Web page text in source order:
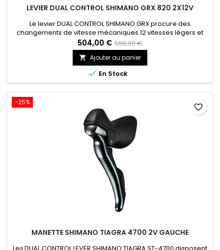
LEVIER DUAL CONTROL SHIMANO GRX 820 2X12V
Le levier DUAL CONTROL SHIMANO GRX procure des
changements de vitesse mécaniques 12 vitesses légers et
réactifs pour les sorties sur terrain mixte. Le design
ergonomique du levier de changements de vitesse améliore
le confort en réduisant la pression sur les paumes, tandis que
la surface texturée et antidérapante du levier de frein
augmente le contrôle...
504,00 € 560,00 €
 Ajouter au panier
 En Stock
-25%
MANETTE SHIMANO TIAGRA 4700 2V GAUCHE
favorite_border